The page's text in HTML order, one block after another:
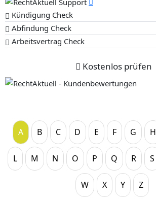
Kündigung Check
Abfindung Check
Arbeitsvertrag Check
Kostenlos prüfen
A B C D E F G H
L M N O P Q R S
W X Y Z